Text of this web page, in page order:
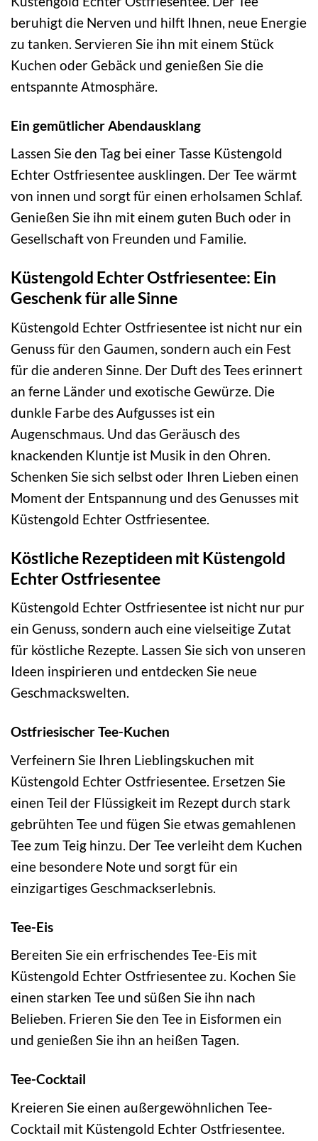
beruhigt die Nerven und hilft Ihnen, neue Energie
zu tanken. Servieren Sie ihn mit einem Stück
Kuchen oder Gebäck und genießen Sie die
entspannte Atmosphäre.
Ein gemütlicher Abendausklang
Lassen Sie den Tag bei einer Tasse Küstengold
Echter Ostfriesentee ausklingen. Der Tee wärmt
von innen und sorgt für einen erholsamen Schlaf.
Genießen Sie ihn mit einem guten Buch oder in
Gesellschaft von Freunden und Familie.
Küstengold Echter Ostfriesentee: Ein
Geschenk für alle Sinne
Küstengold Echter Ostfriesentee ist nicht nur ein
Genuss für den Gaumen, sondern auch ein Fest
für die anderen Sinne. Der Duft des Tees erinnert
an ferne Länder und exotische Gewürze. Die
dunkle Farbe des Aufgusses ist ein
Augenschmaus. Und das Geräusch des
knackenden Kluntje ist Musik in den Ohren.
Schenken Sie sich selbst oder Ihren Lieben einen
Moment der Entspannung und des Genusses mit
Küstengold Echter Ostfriesentee.
Köstliche Rezeptideen mit Küstengold
Echter Ostfriesentee
Küstengold Echter Ostfriesentee ist nicht nur pur
ein Genuss, sondern auch eine vielseitige Zutat
für köstliche Rezepte. Lassen Sie sich von unseren
Ideen inspirieren und entdecken Sie neue
Geschmackswelten.
Ostfriesischer Tee-Kuchen
Verfeinern Sie Ihren Lieblingskuchen mit
Küstengold Echter Ostfriesentee. Ersetzen Sie
einen Teil der Flüssigkeit im Rezept durch stark
gebrühten Tee und fügen Sie etwas gemahlenen
Tee zum Teig hinzu. Der Tee verleiht dem Kuchen
eine besondere Note und sorgt für ein
einzigartiges Geschmackserlebnis.
Tee-Eis
Bereiten Sie ein erfrischendes Tee-Eis mit
Küstengold Echter Ostfriesentee zu. Kochen Sie
einen starken Tee und süßen Sie ihn nach
Belieben. Frieren Sie den Tee in Eisformen ein
und genießen Sie ihn an heißen Tagen.
Tee-Cocktail
Kreieren Sie einen außergewöhnlichen Tee-
Cocktail mit Küstengold Echter Ostfriesentee.